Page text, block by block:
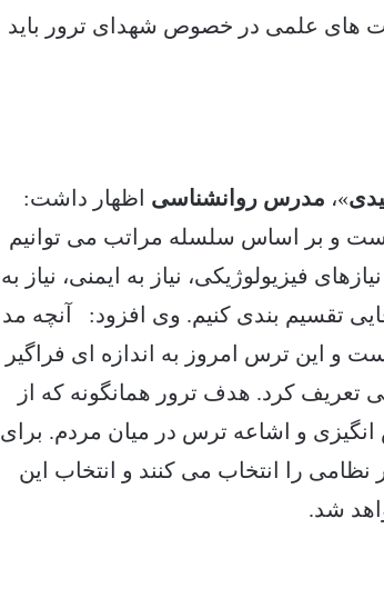
های علمی در خصوص شهدای ترور باید
»، مدرس روانشناسی اظهار داشت:
است و بر اساس سلسله مراتب می توانیم
فیزیولوژیکی، نیاز به ایمنی، نیاز به
تقسیم بندی کنیم. وی افزود: آنچه مد
و این ترس امروز به اندازه ای فراگیر
تعریف کرد. هدف ترور همانگونه که از
و اشاعه ترس در میان مردم. برای
را انتخاب می کنند و انتخاب این
شد.